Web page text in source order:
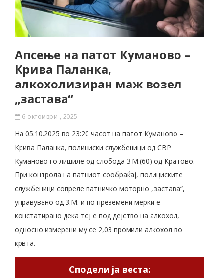
Апсење на патот Куманово –
Крива Паланка,
алкохолизиран маж возел
„застава“
6 октомври , 2025
На 05.10.2025 во 23:20 часот на патот Куманово –
Крива Паланка, полициски службеници од СВР
Куманово го лишиле од слобода З.М.(60) од Кратово.
При контрола на патниот сообраќај, полициските
службеници сопреле патничко моторно „застава“,
управувано од З.М. и по преземени мерки е
констатирано дека тој е под дејство на алкохол,
односно измерени му се 2,03 промили алкохол во
крвта.
Сподели ја веста: